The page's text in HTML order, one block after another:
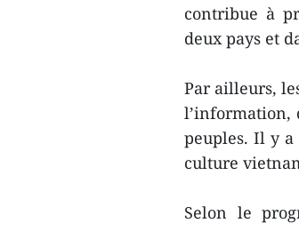
contribue à
deux pays et
Par ailleurs,
l’information,
peuples. Il y a
culture
Selon le